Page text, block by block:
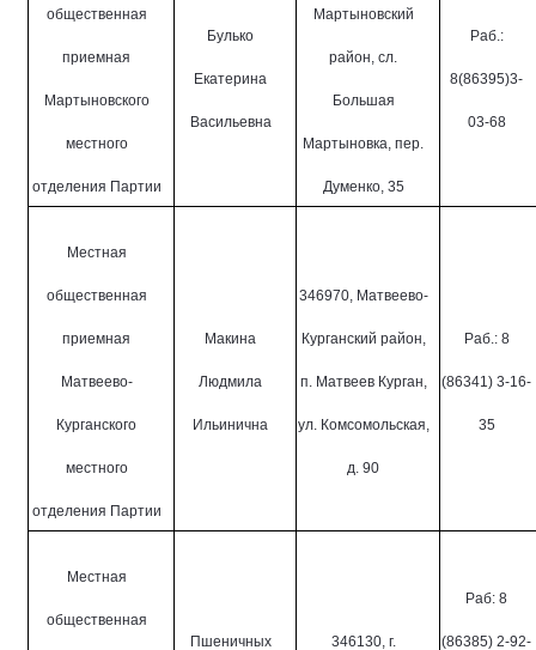
общественная
приемная
Мартыновского
местного
отделения Партии
Булько
Екатерина
Васильевна
Мартыновский
район, сл.
Большая
Мартыновка, пер.
Думенко, 35
Раб.:
8(86395)3-
03-68
Местная
общественная
приемная
Матвеево-
Курганского
местного
отделения Партии
Макина
Людмила
Ильинична
346970, Матвеево-
Курганский район,
п. Матвеев Курган,
ул. Комсомольская,
д. 90
Раб.: 8
(86341) 3-16-
35
Местная
общественная
Пшеничных
346130, г.
Раб: 8
(86385) 2-92-